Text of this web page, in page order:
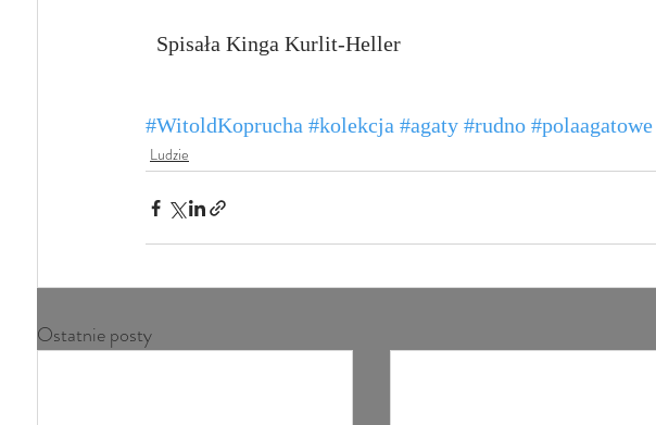
  Spisała Kinga Kurlit-Heller
#WitoldKoprucha #kolekcja #agaty #rudno #polaagatowe
Ludzie
Ostatnie posty